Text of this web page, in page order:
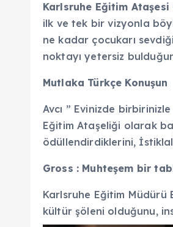
Karlsruhe Eğitim Ataşesi
ilk ve tek bir vizyonla
ne kadar çocukarı
noktayı yetersiz
Mutlaka Türkçe Konuşun
Avcı ” Evinizde
Eğitim Ataşeliği olarak
ödüllendirdiklerini, İstiklal
Gross : Muhteşem bir
Karlsruhe Eğitim Müdürü
kültür şöleni olduğunu,